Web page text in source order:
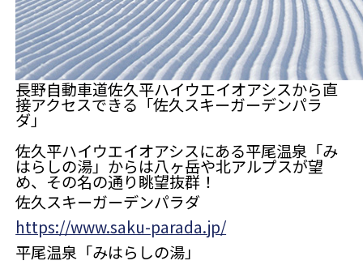
長野自動車道佐久平ハイウエイオアシスから直
接アクセスできる「佐久スキーガーデンパラ
ダ」
佐久平ハイウエイオアシスにある平尾温泉「み
はらしの湯」からは八ヶ岳や北アルプスが望
め、その名の通り眺望抜群！
佐久スキーガーデンパラダ
https://www.saku-parada.jp/
平尾温泉「みはらしの湯」